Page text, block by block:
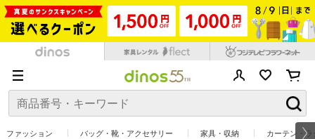
ファッション バッグ・靴・アクセサリー 家具・収納 カーテン・